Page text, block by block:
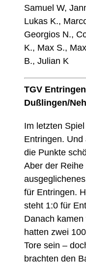
Samuel W,
Lukas K.,
Georgios N.,
K., Max S.,
B., Julian K
TGV
Dußlingen/
Im letzten
Entringen.
die Punkte
Aber der
für Entringen.
steht 1:0 für
Danach
hatten zwei
Tore sein –
brachten den